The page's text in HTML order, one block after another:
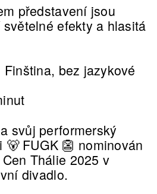
představení jsou
efekty a hlasitá
bez jazykové
svůj performerský
FUGK 👺 nominován
Thálie 2025 v
divadlo.